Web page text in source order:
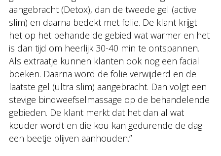
aangebracht (Detox), dan de tweede gel (active
slim) en daarna bedekt met folie. De klant krijgt
het op het behandelde gebied wat warmer en het
is dan tijd om heerlijk 30-40 min te ontspannen.
Als extraatje kunnen klanten ook nog een facial
boeken. Daarna word de folie verwijderd en de
laatste gel (ultra slim) aangebracht. Dan volgt een
stevige bindweefselmassage op de behandelende
gebieden. De klant merkt dat het dan al wat
kouder wordt en die kou kan gedurende de dag
een beetje blijven aanhouden.”